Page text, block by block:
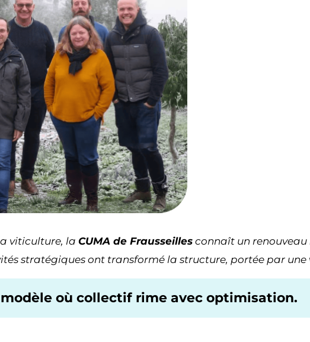
viticulture, la CUMA de Frausseilles connaît un renouveau
stratégiques ont transformé la structure, portée par
modèle où collectif rime avec optimisation.